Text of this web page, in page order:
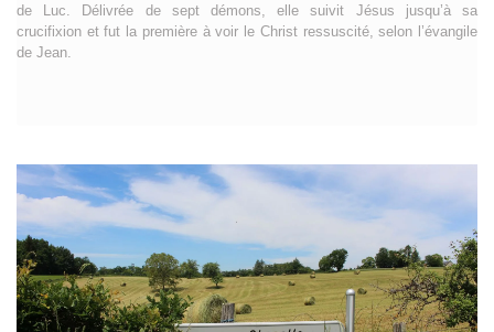
de Luc. Délivrée de sept démons, elle suivit Jésus jusqu’à sa
crucifixion et fut la première à voir le Christ ressuscité, selon l’évangile
de Jean.